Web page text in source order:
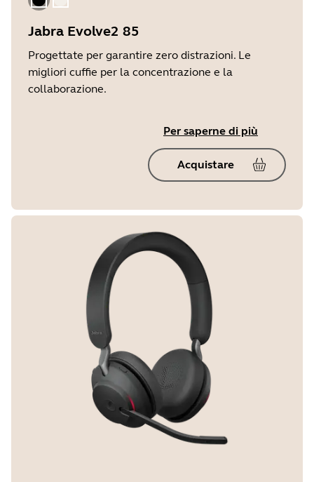
NeroBeige oro
Jabra Evolve2 85
Progettate per garantire zero distrazioni. Le
migliori cuffie per la concentrazione e la
collaborazione.
Per saperne di più
Acquistare